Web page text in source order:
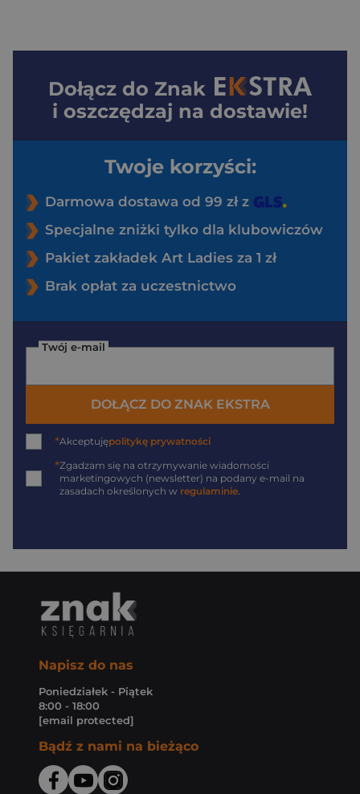
Dołącz do Znak
i oszczędzaj na dostawie!
Twoje korzyści:
Darmowa dostawa od 99 zł z
Specjalne zniżki tylko dla klubowiczów
Pakiet zakładek Art Ladies za 1 zł
Brak opłat za uczestnictwo
Twój e-mail
DOŁĄCZ DO ZNAK EKSTRA
*Akceptujępolitykę prywatności
*Zgadzam się na otrzymywanie wiadomości
marketingowych (newsletter) na podany e-mail na
zasadach określonych w regulaminie
Napisz do nas
Poniedziałek - Piątek
8:00 - 18:00
[email protected]
Bądź z nami na bieżąco